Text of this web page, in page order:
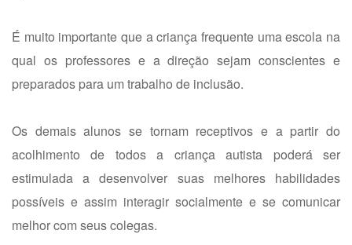
É muito importante que a criança frequente uma escola na
qual os professores e a direção sejam conscientes e
preparados para um trabalho de inclusão.
Os demais alunos se tornam receptivos e a partir do
acolhimento de todos a criança autista poderá ser
estimulada a desenvolver suas melhores habilidades
possíveis e assim interagir socialmente e se comunicar
melhor com seus colegas.